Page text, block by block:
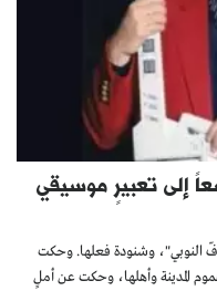
إلى تعبيرٍ موسيقي
النوبي"، وشنودة فعلها. وحكت
المدينة وأهلها، وحكت عن أملٍ